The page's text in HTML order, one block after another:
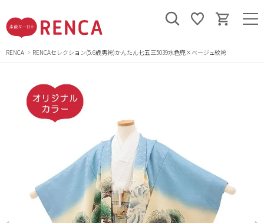
RENCA RENCAセレクション(5.6歳男袴)かんたん七五三5039水色兜×ベージュ紋袴